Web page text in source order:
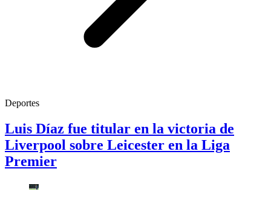
Deportes
Luis Díaz fue titular en la victoria de
Liverpool sobre Leicester en la Liga
Premier